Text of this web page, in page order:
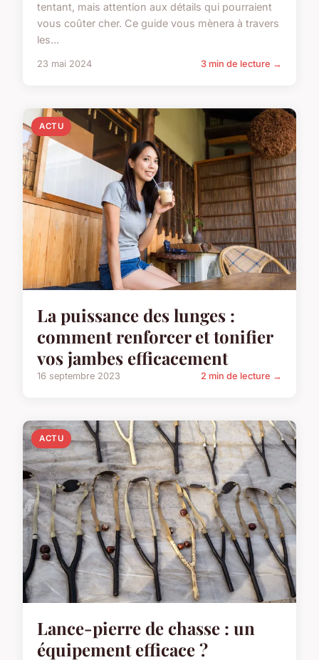
tentant, mais attention aux détails qui pourraient
vous coûter cher. Ce guide vous mènera à travers
les...
23 mai 2024 3 min de lecture →
ACTU
La puissance des lunges :
comment renforcer et tonifier
vos jambes efficacement
16 septembre 2023 2 min de lecture →
ACTU
Lance-pierre de chasse : un
équipement efficace ?